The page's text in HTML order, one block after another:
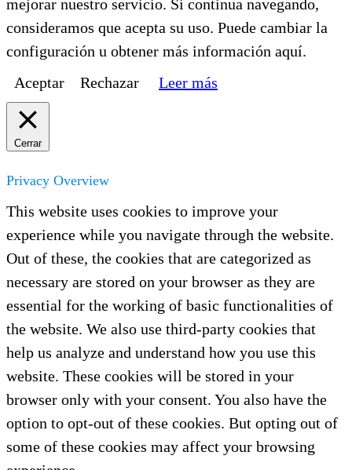
mejorar nuestro servicio. Si continua navegando,
consideramos que acepta su uso. Puede cambiar la
configuración u obtener más información aquí.
Aceptar
Rechazar Leer más
Cerrar
Privacy Overview
This website uses cookies to improve your
experience while you navigate through the website.
Out of these, the cookies that are categorized as
necessary are stored on your browser as they are
essential for the working of basic functionalities of
the website. We also use third-party cookies that
help us analyze and understand how you use this
website. These cookies will be stored in your
browser only with your consent. You also have the
option to opt-out of these cookies. But opting out of
some of these cookies may affect your browsing